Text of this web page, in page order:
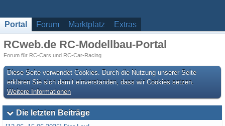
Portal Forum Marktplatz Extras
RCweb.de RC-Modellbau-Portal
Forum für RC-Cars und RC-Car-Racing
Diese Seite verwendet Cookies. Durch die Nutzung unserer Seite
erklären Sie sich damit einverstanden, dass wir Cookies setzen.
Weitere Informationen
Die letzten Beiträge